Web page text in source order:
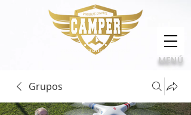
Calidad, compromiso e innovación
MENÚ
Grupos